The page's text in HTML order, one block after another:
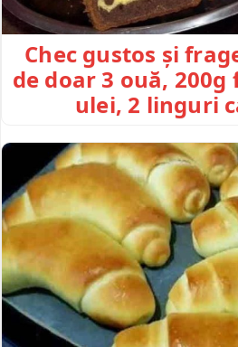
Chec gustos și
de doar 3 ouă,
ulei, 2 linguri